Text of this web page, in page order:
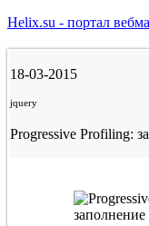
Helix.su - портал
18-03-2015
jquery
Progressive Profiling: